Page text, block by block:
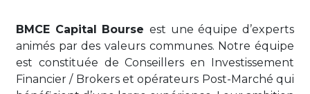
BMCE Capital Bourse est une équipe d’experts
animés par des valeurs communes. Notre équipe
est constituée de Conseillers en Investissement
Financier / Brokers et opérateurs Post-Marché qui